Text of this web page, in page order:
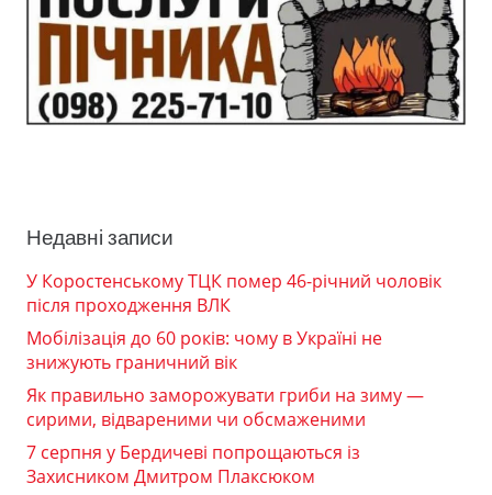
Недавні записи
У Коростенському ТЦК помер 46-річний чоловік
після проходження ВЛК
Мобілізація до 60 років: чому в Україні не
знижують граничний вік
Як правильно заморожувати гриби на зиму —
сирими, відвареними чи обсмаженими
7 серпня у Бердичеві попрощаються із
Захисником Дмитром Плаксюком